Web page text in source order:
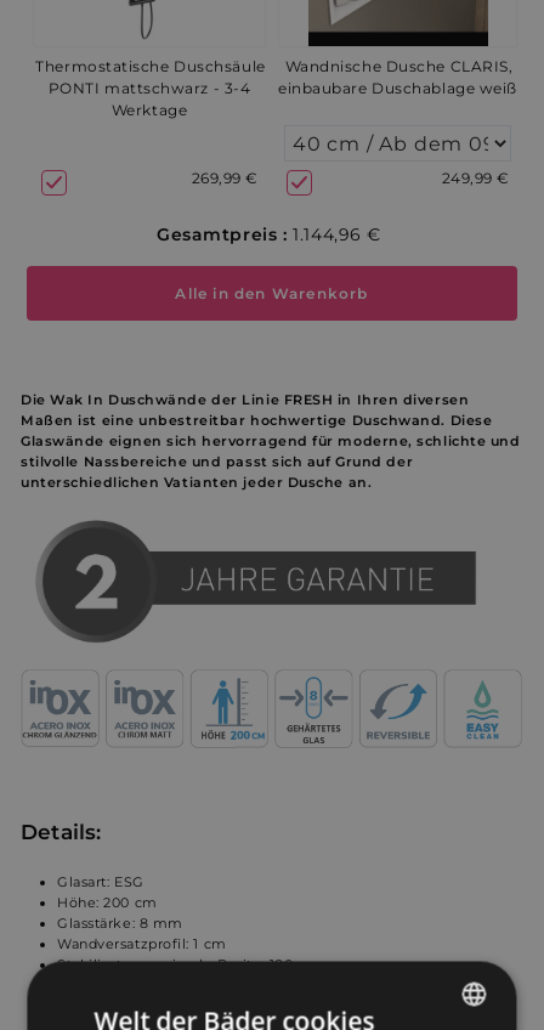
Thermostatische Duschsäule
PONTI mattschwarz - 3-4
Werktage
269,99 €
Wandnische Dusche CLARIS,
einbaubare Duschablage weiß
249,99 €
Gesamtpreis : 1.144,96 €
Alle in den Warenkorb
Die Wak In Duschwände der Linie FRESH in Ihren diversen
Maßen ist eine unbestreitbar hochwertige Duschwand. Diese
Glaswände eignen sich hervorragend für moderne, schlichte und
stilvolle Nassbereiche und passt sich auf Grund der
unterschiedlichen Vatianten jeder Dusche an.
Details:
Glasart: ESG
Höhe: 200 cm
Glasstärke: 8 mm
Wandversatzprofil: 1 cm
Stabilisator maximale Breite: 180 cm
Welt der Bäder cookies